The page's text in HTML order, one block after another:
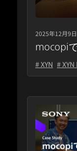
2025年12月9日
mocopi
# XYN #